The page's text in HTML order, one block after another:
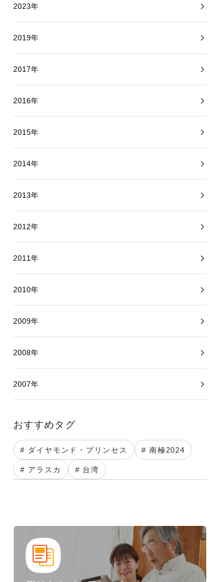
2023年
2019年
2017年
2016年
2015年
2014年
2013年
2012年
2011年
2010年
2009年
2008年
2007年
おすすめタグ
# ダイヤモンド・プリンセス # 南極2024
# アラスカ # 台湾